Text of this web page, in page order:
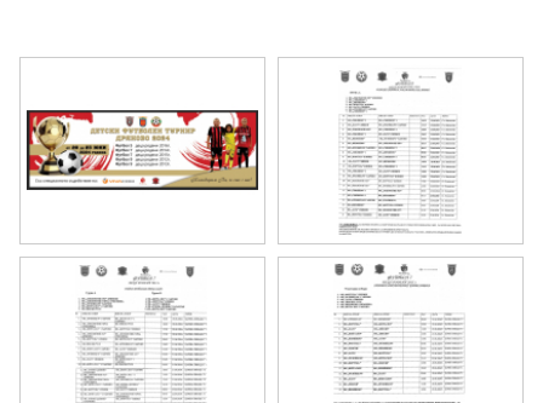
Проекти по европейски програми
Управление при кризи, обществен ред и сигурност
Политика лични данни
BG05SFPR001-1.004-0019-C01 „Утвърждаване на интеркултурното
Културен календар